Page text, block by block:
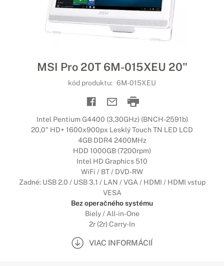
MSI Pro 20T 6M-015XEU 20"
kód produktu: 6M-015XEU
Intel Pentium G4400 (3,30GHz) (BNCH-2591b)
20,0" HD+ 1600x900px Lesklý Touch TN LED LCD
4GB DDR4 2400MHz
HDD 1000GB (7200rpm)
Intel HD Graphics 510
WiFi / BT / DVD-RW
Zadné: USB 2.0 / USB 3.1 / LAN / VGA / HDMI / HDMI vstup
VESA
Bez operačného systému
Biely / All-in-One
2r (2r) Carry-In
VIAC INFORMÁCIÍ